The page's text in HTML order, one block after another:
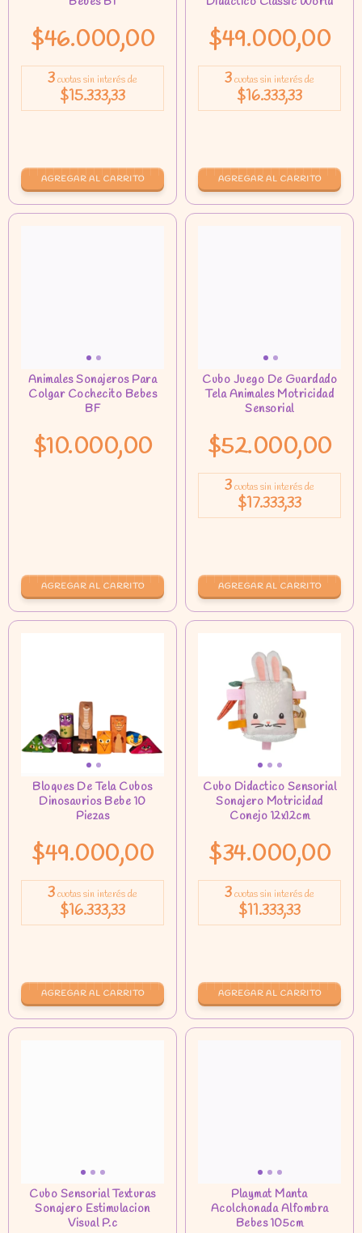
$46.000,00
3cuotas sin interés de
$15.333,33
$49.000,00
3cuotas sin interés de
$16.333,33
$10.000,00
AGREGAR AL CARRITO
$52.000,00
3cuotas sin interés de
$17.333,33
$49.000,00
3cuotas sin interés de
$16.333,33
$34.000,00
3cuotas sin interés de
$11.333,33
AGREGAR AL CARRITO